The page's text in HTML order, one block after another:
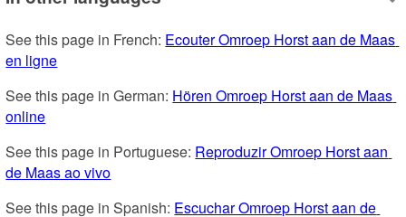
See this page in French: Ecouter Omroep Horst aan de Maas
en ligne
See this page in German: Hören Omroep Horst aan de Maas
online
See this page in Portuguese: Reproduzir Omroep Horst aan
de Maas ao vivo
See this page in Spanish: Escuchar Omroep Horst aan de